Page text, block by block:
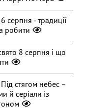
серпня - традиції
робити
8 серпня і що
стягом небес –
й серіали із